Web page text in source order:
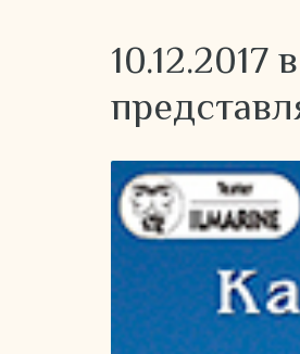
10.12.2017